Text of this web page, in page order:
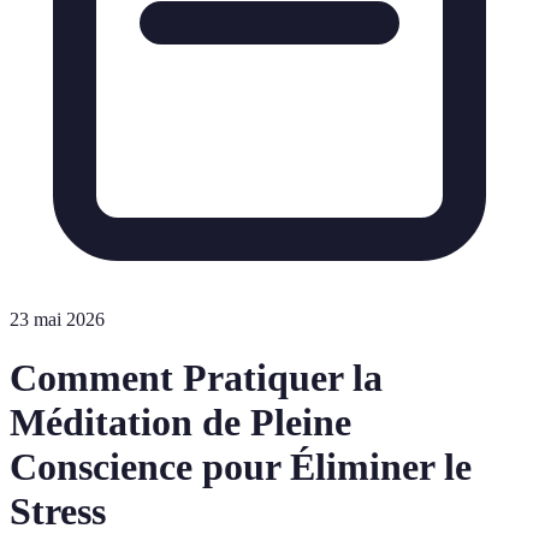
23 mai 2026
Comment Pratiquer la
Méditation de Pleine
Conscience pour Éliminer le
Stress